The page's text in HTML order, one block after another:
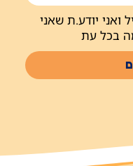
ואני יודע.ת שאני
בכל עת